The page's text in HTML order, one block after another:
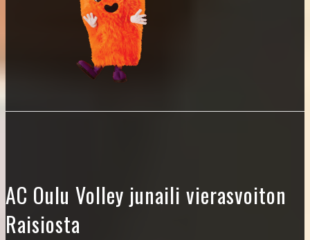
AC Oulu Volley junaili vierasvoiton
Raisiosta